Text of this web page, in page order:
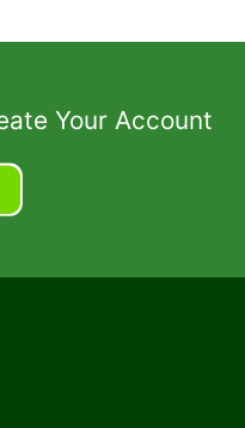
Your Account